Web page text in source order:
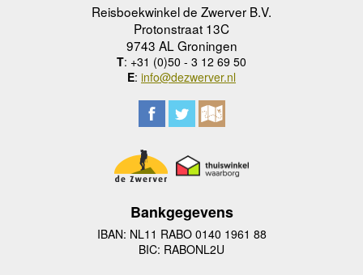
Reisboekwinkel de Zwerver B.V.
Protonstraat 13C
9743 AL Groningen
T: +31 (0)50 - 3 12 69 50
E: info@dezwerver.nl
Bankgegevens
IBAN: NL11 RABO 0140 1961 88
BIC: RABONL2U